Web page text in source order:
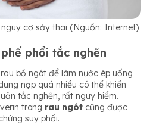
cơ sảy thai (Nguồn: Internet)
phổi tắc nghẽn
bồ ngót để làm nước ép uống
nạp quá nhiều có thể khiến
tắc nghẽn, rất nguy hiểm.
trong rau ngót cũng được
suy phổi.